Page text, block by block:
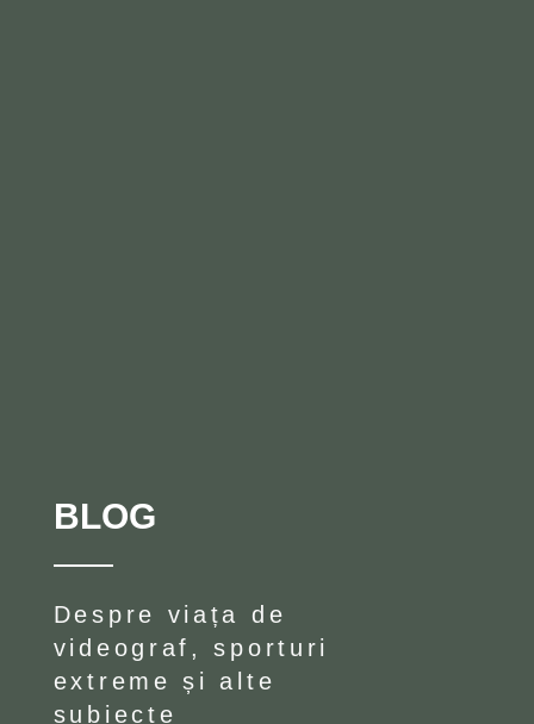
BLOG
Despre viața de
videograf, sporturi
extreme și alte
subiecte